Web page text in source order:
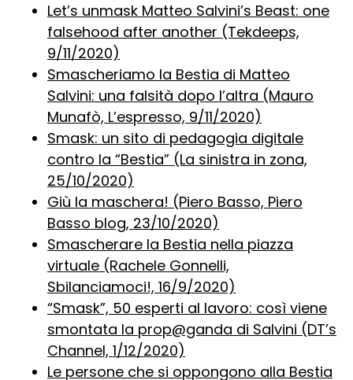
Let’s unmask Matteo Salvini’s Beast: one
falsehood after another (Tekdeeps,
9/11/2020)
Smascheriamo la Bestia di Matteo
Salvini: una falsità dopo l’altra (Mauro
Munafò, L’espresso, 9/11/2020)
Smask: un sito di pedagogia digitale
contro la “Bestia” (La sinistra in zona,
25/10/2020)
Giù la maschera! (Piero Basso, Piero
Basso blog, 23/10/2020)
Smascherare la Bestia nella piazza
virtuale (Rachele Gonnelli,
Sbilanciamoci!, 16/9/2020)
“Smask”, 50 esperti al lavoro: così viene
smontata la prop@ganda di Salvini (DT’s
Channel, 1/12/2020)
Le persone che si oppongono alla Bestia